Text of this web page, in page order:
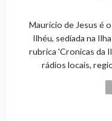
Maurício de Jesus é
Ilhéu, sediada na
rubrica 'Cronicas da
rádios locais,